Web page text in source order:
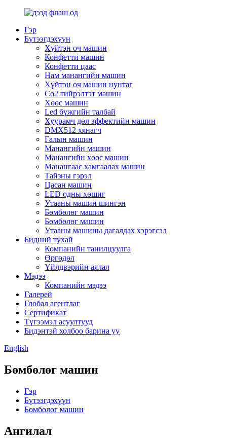
Гэр
Бүтээгдэхүүн
Хүйтэн оч машин
Конфетти машин
Конфетти цаас
Нам манангийн машин
Хүйтэн оч машин нунтаг
Co2 тийрэлтэт машин
Хөөс машин
Led бүжгийн талбай
Хуурамч дөл эффектийн машин
DMX512 хянагч
Галын машин
Манангийн машин
Манангийн хөөс машин
Манангаас хамгаалах машин
Тайзны гэрэл
Цасан машин
LED одны хөшиг
Утааны машин шингэн
Бөмбөлөг машин
Бөмбөлөг машин
Утааны машины дагалдах хэрэгсэл
Бидний тухай
Компанийн танилцуулга
Өргөдөл
Үйлдвэрийн аялал
Мэдээ
Компанийн мэдээ
Галерей
Глобал агентлаг
Сертификат
Түгээмэл асуултууд
Бидэнтэй холбоо барина уу
English
Бөмбөлөг машин
Гэр
Бүтээгдэхүүн
Бөмбөлөг машин
Ангилал